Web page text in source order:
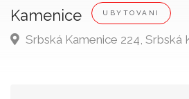
Kamenice
UBYTOVANI
Srbská Kamenice 224, Srbská